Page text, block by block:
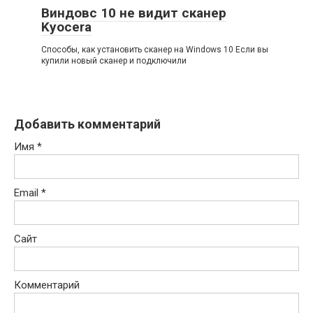
Виндовс 10 не видит сканер
Kyocera
Способы, как установить сканер на Windows 10 Если вы
купили новый сканер и подключили
Добавить комментарий
Имя *
Email *
Сайт
Комментарий